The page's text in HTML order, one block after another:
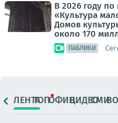
В 2026 году
«Культура
Домов
около 170
ПАБЛИКИ
ЛЕНТАТОПОФИЦ.ВИДЕОСМИ